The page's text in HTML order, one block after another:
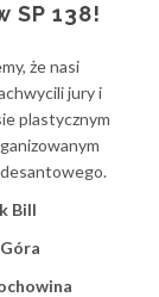
SP 138!
że nasi
jury i
plastycznym
Bill